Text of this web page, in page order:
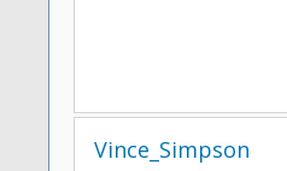
Vince_Simpson